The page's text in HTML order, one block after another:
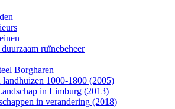
ruïnebeheer
Borgharen
landhuizen 1000-1800 (2005)
in Limburg (2013)
in verandering (2018)